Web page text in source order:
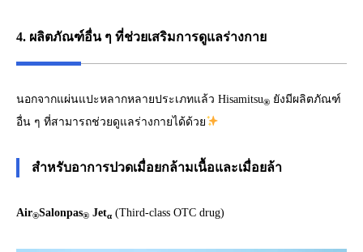
4. ผลิตภัณฑ์อื่น ๆ ที่ช่วยเสริมการดูแลร่างกาย
นอกจากแผ่นแปะหลากหลายประเภทแล้ว Hisamitsu® ยังมีผลิตภัณฑ์
อื่น ๆ ที่สามารถช่วยดูแลร่างกายได้ด้วย
สำหรับอาการปวดเมื่อยกล้ามเนื้อและเมื่อยล้า
Air®Salonpas® Jetα (Third-class OTC drug)